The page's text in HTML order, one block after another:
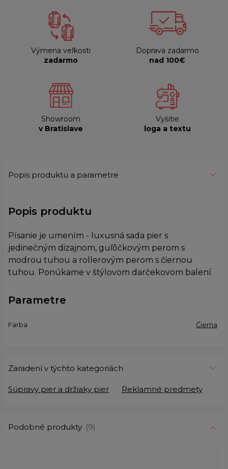
Výmena veľkosti
zadarmo
Doprava zadarmo
nad 100€
Showroom
v Bratislave
Vyšitie
loga a textu
Popis produktu a parametre
Popis produktu
Písanie je umením - luxusná sada pier s
jedinečným dizajnom, guľôčkovým perom s
modrou tuhou a rollerovým perom s čiernou
tuhou. Ponúkame v štýlovom darčekovom balení.
Parametre
Farba Čierna
Zaradení v týchto kategoriách
Súpravy pier a držiaky pier Reklamné predmety
Podobné produkty (9)